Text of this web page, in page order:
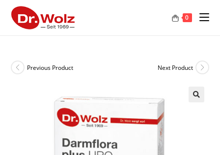
0
Previous Product Next Product